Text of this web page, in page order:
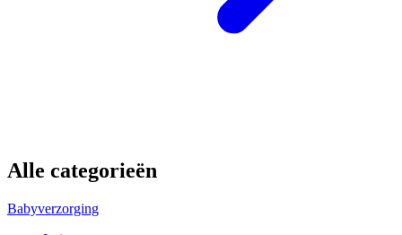
Alle categorieën
Babyverzorging